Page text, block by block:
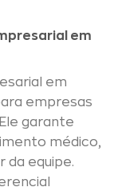
em
em
empresas
garante
médico,
da equipe.